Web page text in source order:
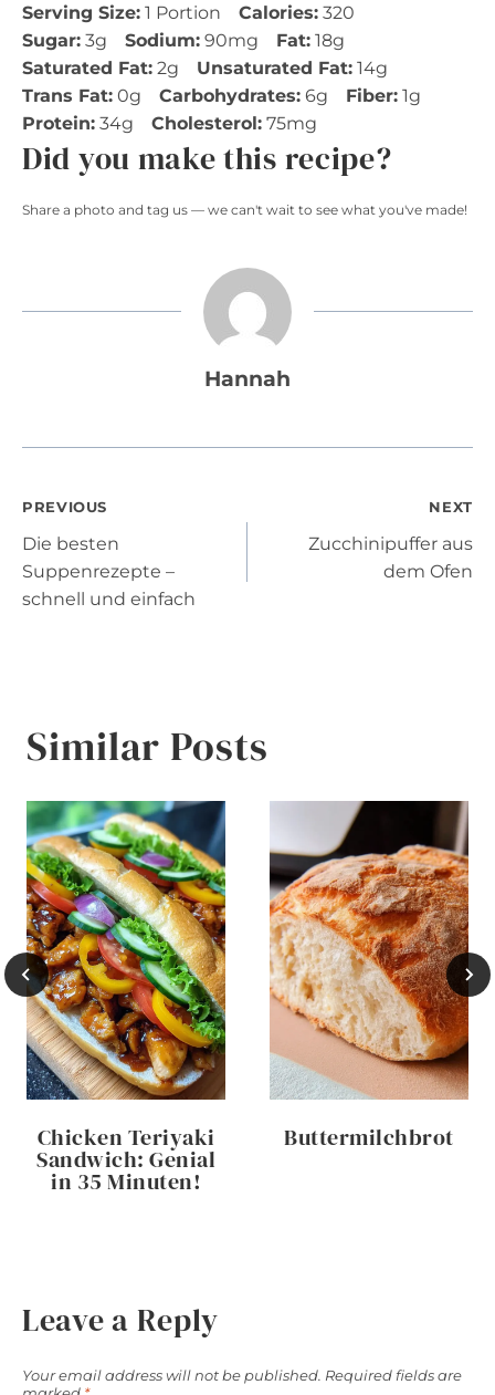
Serving Size: 1 Portion Calories: 320
Sugar: 3g Sodium: 90mg Fat: 18g
Saturated Fat: 2g Unsaturated Fat: 14g
Trans Fat: 0g Carbohydrates: 6g Fiber: 1g
Protein: 34g Cholesterol: 75mg
Did you make this recipe?
Share a photo and tag us — we can't wait to see what you've made!
Hannah
Post
navigation
PREVIOUS
Die besten
Suppenrezepte –
schnell und einfach
NEXT
Zucchinipuffer aus
dem Ofen
Similar Posts
Chicken Teriyaki
Sandwich: Genial
in 35 Minuten!
Buttermilchbrot
Leave a Reply
Your email address will not be published. Required fields are